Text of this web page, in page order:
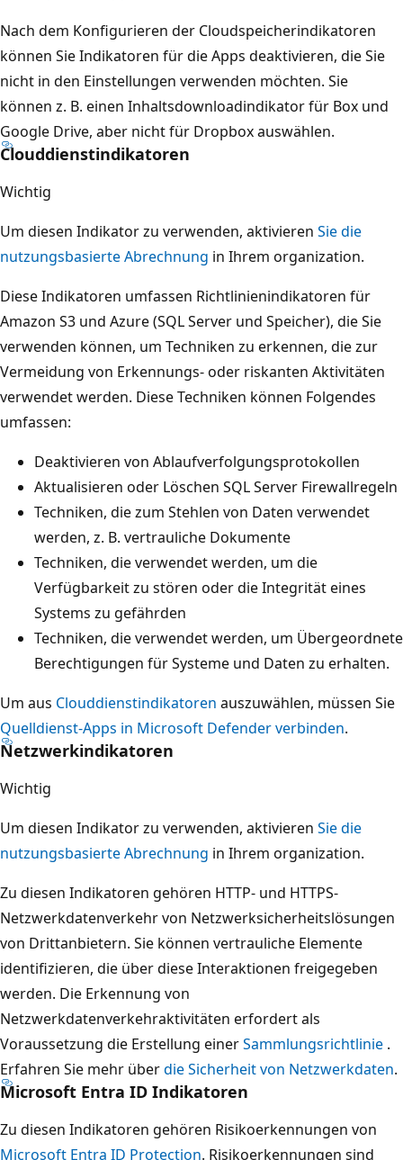
Nach dem Konfigurieren der Cloudspeicherindikatoren
können Sie Indikatoren für die Apps deaktivieren, die Sie
nicht in den Einstellungen verwenden möchten. Sie
können z. B. einen Inhaltsdownloadindikator für Box und
Google Drive, aber nicht für Dropbox auswählen.
Clouddienstindikatoren
Wichtig
Um diesen Indikator zu verwenden, aktivieren Sie die
nutzungsbasierte Abrechnung in Ihrem organization.
Diese Indikatoren umfassen Richtlinienindikatoren für
Amazon S3 und Azure (SQL Server und Speicher), die Sie
verwenden können, um Techniken zu erkennen, die zur
Vermeidung von Erkennungs- oder riskanten Aktivitäten
verwendet werden. Diese Techniken können Folgendes
umfassen:
Deaktivieren von Ablaufverfolgungsprotokollen
Aktualisieren oder Löschen SQL Server Firewallregeln
Techniken, die zum Stehlen von Daten verwendet
werden, z. B. vertrauliche Dokumente
Techniken, die verwendet werden, um die
Verfügbarkeit zu stören oder die Integrität eines
Systems zu gefährden
Techniken, die verwendet werden, um Übergeordnete
Berechtigungen für Systeme und Daten zu erhalten.
Um aus Clouddienstindikatoren auszuwählen, müssen Sie
Quelldienst-Apps in Microsoft Defender verbinden.
Netzwerkindikatoren
Wichtig
Um diesen Indikator zu verwenden, aktivieren Sie die
nutzungsbasierte Abrechnung in Ihrem organization.
Zu diesen Indikatoren gehören HTTP- und HTTPS-
Netzwerkdatenverkehr von Netzwerksicherheitslösungen
von Drittanbietern. Sie können vertrauliche Elemente
identifizieren, die über diese Interaktionen freigegeben
werden. Die Erkennung von
Netzwerkdatenverkehraktivitäten erfordert als
Voraussetzung die Erstellung einerSammlungsrichtlinie .
Erfahren Sie mehr überdie Sicherheit von Netzwerkdaten.
Microsoft Entra ID Indikatoren
Zu diesen Indikatoren gehören Risikoerkennungen von
Microsoft Entra ID Protection. Risikoerkennungen sind